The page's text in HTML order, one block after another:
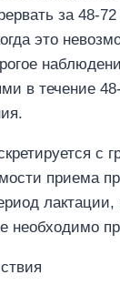
за 48-
это
в течение
с
приема
лактации,
необходимо